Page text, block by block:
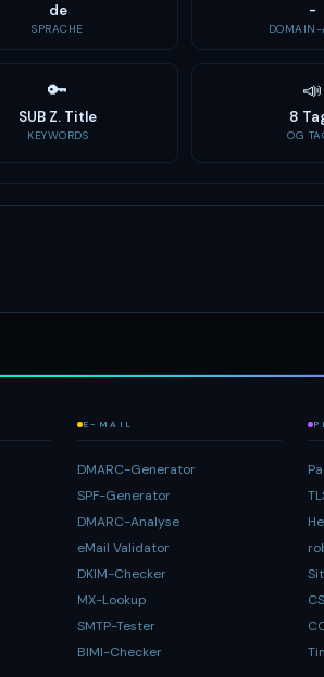
de
SPRACHE
-
DOMAIN-
🔑
SUB Z. Title
KEYWORDS
📣
8
OG
E-MAIL
DMARC-Generator
SPF-Generator
DMARC-Analyse
eMail Validator
DKIM-Checker
MX-Lookup
SMTP-Tester
BIMI-Checker